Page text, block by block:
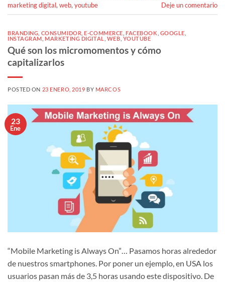
marketing digital,web,youtube Deje un comentario
BRANDING CONSUMIDOR ,E-COMMERCE ,FACEBOOK GOOGLE
INSTAGRAM ,MARKETING DIGITAL WEB YOUTUBE
Qué son los micromomentos y cómo
capitalizarlos
POSTED ON 23 ENERO, 2019 BY MARCOS
23
Ene
“Mobile Marketing is Always On”… Pasamos horas alrededor
de nuestros smartphones. Por poner un ejemplo, en USA los
usuarios pasan más de 3,5 horas usando este dispositivo. De